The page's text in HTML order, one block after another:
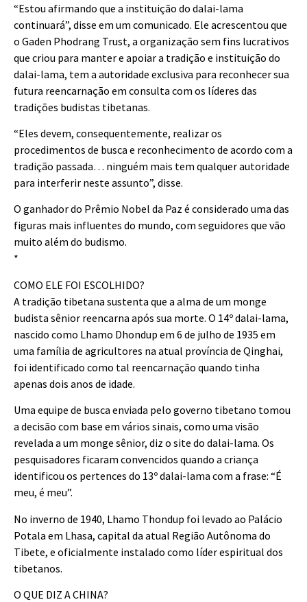
“Estou afirmando que a instituição do dalai-lama
continuará”, disse em um comunicado. Ele acrescentou que
o Gaden Phodrang Trust, a organização sem fins lucrativos
que criou para manter e apoiar a tradição e instituição do
dalai-lama, tem a autoridade exclusiva para reconhecer sua
futura reencarnação em consulta com os líderes das
tradições budistas tibetanas.
“Eles devem, consequentemente, realizar os
procedimentos de busca e reconhecimento de acordo com a
tradição passada… ninguém mais tem qualquer autoridade
para interferir neste assunto”, disse.
O ganhador do Prêmio Nobel da Paz é considerado uma das
figuras mais influentes do mundo, com seguidores que vão
muito além do budismo.
*
COMO ELE FOI ESCOLHIDO?
A tradição tibetana sustenta que a alma de um monge
budista sênior reencarna após sua morte. O 14º dalai-lama,
nascido como Lhamo Dhondup em 6 de julho de 1935 em
uma família de agricultores na atual província de Qinghai,
foi identificado como tal reencarnação quando tinha
apenas dois anos de idade.
Uma equipe de busca enviada pelo governo tibetano tomou
a decisão com base em vários sinais, como uma visão
revelada a um monge sênior, diz o site do dalai-lama. Os
pesquisadores ficaram convencidos quando a criança
identificou os pertences do 13º dalai-lama com a frase: “É
meu, é meu”.
No inverno de 1940, Lhamo Thondup foi levado ao Palácio
Potala em Lhasa, capital da atual Região Autônoma do
Tibete, e oficialmente instalado como líder espiritual dos
tibetanos.
O QUE DIZ A CHINA?